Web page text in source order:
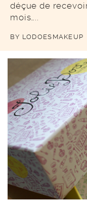
déçue de
mois…..
BY LODOESMAKEUP